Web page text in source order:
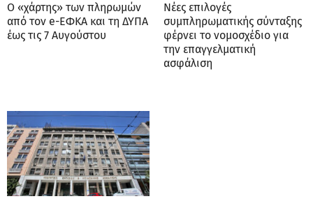
Ο «χάρτης» των πληρωμών
από τον e-ΕΦΚΑ και τη ΔΥΠΑ
έως τις 7 Αυγούστου
Νέες επιλογές
συμπληρωματικής σύνταξης
φέρνει το νομοσχέδιο για
την επαγγελματική
ασφάλιση